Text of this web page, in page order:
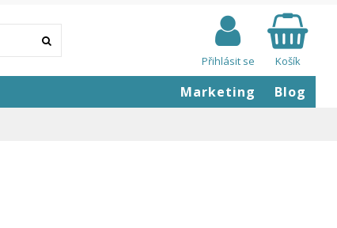
Přihlásit se Košík
Blog
Marketing